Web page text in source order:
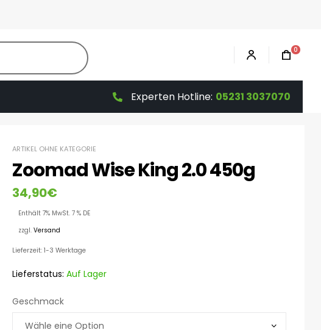
0
Experten Hotline: 05231 3037070
ARTIKEL OHNE KATEGORIE
Zoomad Wise King 2.0 450g
34,90€
Enthält 7% MwSt. 7 % DE
zzgl. Versand
Lieferzeit: 1-3 Werktage
Lieferstatus: Auf Lager
Geschmack